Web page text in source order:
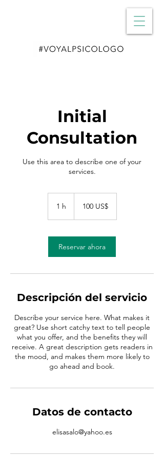
Initial
Consultation
Use this area to describe one of your
services.
1 h
estadounidenses
100 US$
Reservar ahora
Descripción del servicio
Describe your service here. What makes it
great? Use short catchy text to tell people
what you offer, and the benefits they will
receive. A great description gets readers in
the mood, and makes them more likely to
go ahead and book.
Datos de contacto
elisasalo@yahoo.es